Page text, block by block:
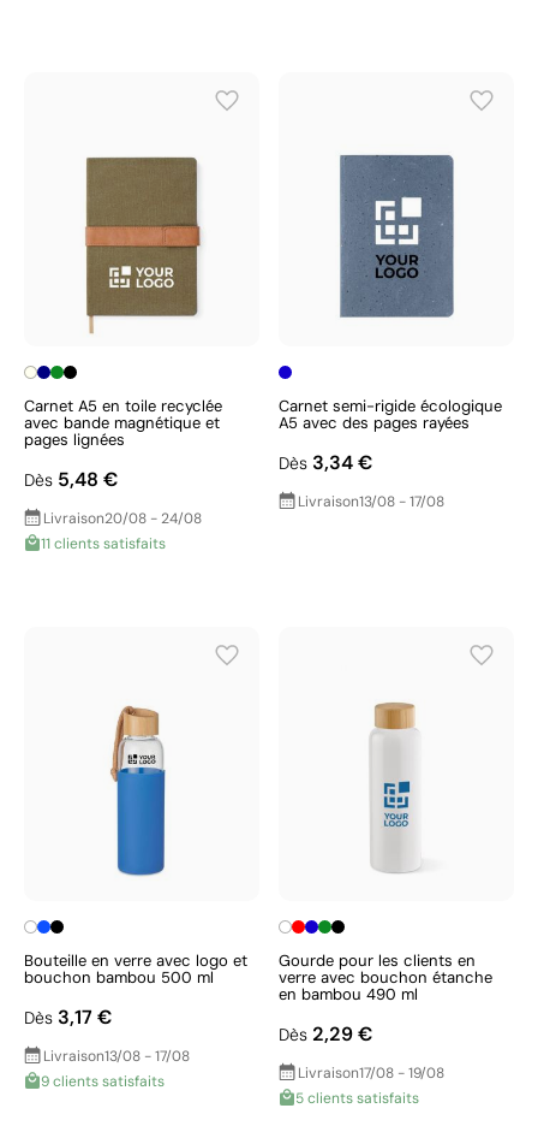
Carnet A5 en toile recyclée
avec bande magnétique et
pages lignées
Dès 5,48 €
Livraison20/08 - 24/08
11 clients satisfaits
Carnet semi-rigide écologique
A5 avec des pages rayées
Dès 3,34 €
Livraison13/08 - 17/08
Bouteille en verre avec logo et
bouchon bambou 500 ml
Dès 3,17 €
Livraison13/08 - 17/08
9 clients satisfaits
Gourde pour les clients en
verre avec bouchon étanche
en bambou 490 ml
Dès 2,29 €
Livraison17/08 - 19/08
5 clients satisfaits